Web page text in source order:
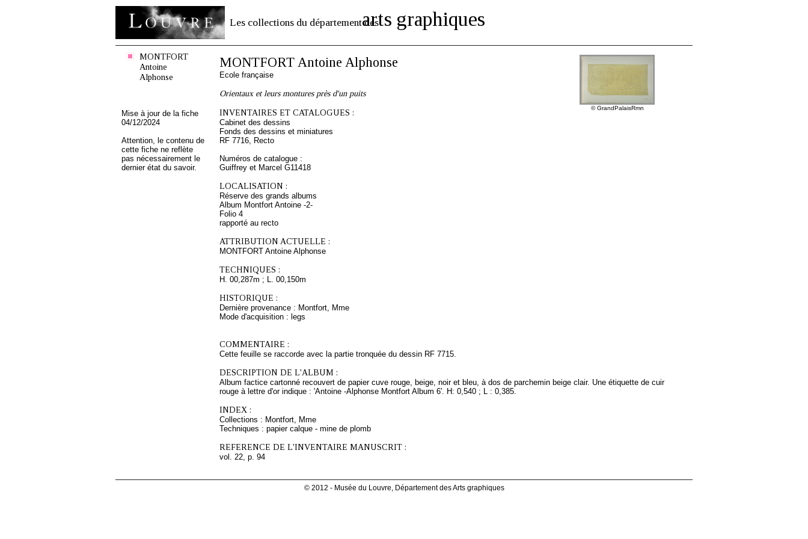
Les collections du département desarts graphiques
MONTFORT
Antoine
Alphonse
Mise à jour de la fiche
04/12/2024
Attention, le contenu de
cette fiche ne reflète
pas nécessairement le
dernier état du savoir.
© GrandPalaisRmn
MONTFORT Antoine Alphonse
Ecole française
Orientaux et leurs montures près d'un puits
INVENTAIRES ET CATALOGUES :
Cabinet des dessins
Fonds des dessins et miniatures
RF 7716, Recto
Numéros de catalogue :
Guiffrey et Marcel G11418
LOCALISATION :
Réserve des grands albums
Album Montfort Antoine -2-
Folio 4
rapporté au recto
ATTRIBUTION ACTUELLE :
MONTFORT Antoine Alphonse
TECHNIQUES :
H. 00,287m ; L. 00,150m
HISTORIQUE :
Dernière provenance : Montfort, Mme
Mode d'acquisition : legs
COMMENTAIRE :
Cette feuille se raccorde avec la partie tronquée du dessin RF 7715.
DESCRIPTION DE L'ALBUM :
Album factice cartonné recouvert de papier cuve rouge, beige, noir et bleu, à dos de parchemin beige clair. Une étiquette de cuir
rouge à lettre d'or indique : 'Antoine -Alphonse Montfort Album 6'. H: 0,540 ; L : 0,385.
INDEX :
Collections : Montfort, Mme
Techniques : papier calque - mine de plomb
REFERENCE DE L'INVENTAIRE MANUSCRIT :
vol. 22, p. 94
© 2012 - Musée du Louvre, Département des Arts graphiques